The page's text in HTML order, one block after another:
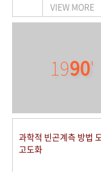
VIEW MORE
1990'
과학적 빈곤계측 방법
고도화